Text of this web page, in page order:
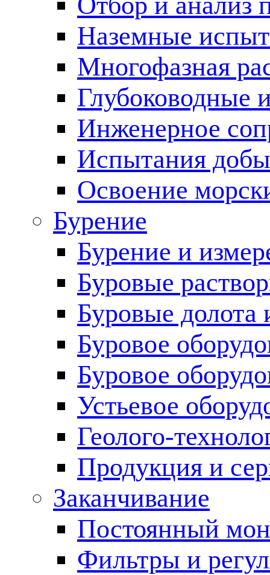
Наземные
Многофазная
Глубоководные
Инженерное
Испытания
Освоение
Бурение
Бурение и
Буровые
Буровые долота
Буровое
Буровое
Устьевое
Геолого-
Продукция и
Заканчивание
Постоянный
Фильтры и